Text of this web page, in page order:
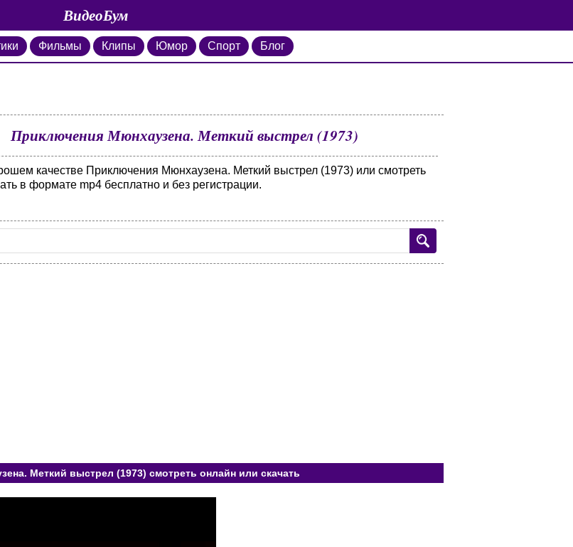
ВидеоБум
Фильмы Клипы Юмор Спорт Блог
Приключения Мюнхаузена. Меткий выстрел (1973)
качестве Приключения Мюнхаузена. Меткий выстрел (1973) или смотреть
в формате mp4 бесплатно и без регистрации.
Меткий выстрел (1973) смотреть онлайн или скачать